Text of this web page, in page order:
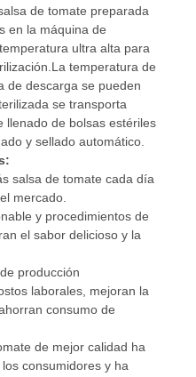
de tomate preparada
en la máquina de
ultra alta para
temperatura de
de descarga se pueden
se transporta
llenado de bolsas estériles
y sellado automático.
salsa de tomate cada día
mercado.
y procedimientos de
el sabor delicioso y la
producción
laborales, mejoran la
consumo de
de mejor calidad ha
consumidores y ha